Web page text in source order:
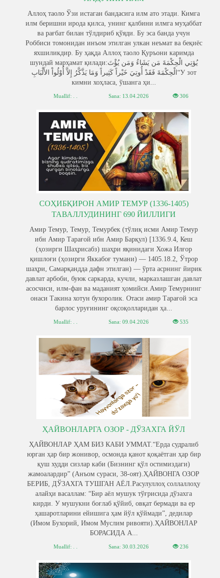
Аллоҳ таоло Ўзи истаган бандасига илм ато этади. Кимга
илм беришни ирода қилса, унинг қалбини илмга муҳаббат
ва рағбат билан тўлдириб қўяди. Бу эса банда учун
Роббиси томонидан инъом этилган улкан неъмат ва беқиёс
яхшиликдир. Бу ҳақда Аллоҳ таоло Қуръони каримда
шундай марҳамат қилади:يُؤتِي الْحِكْمَةَ مَن يَشَاءُ وَمَن يُؤْتَ
الْحِكْمَةَ فَقَدْ أُوتِيَ خَيْراً كَثِيراً وَمَا يَذَّكَّرُ إِلاَّ أُوْلُواْ الأَلْبَابِ“У зот
кимни хоҳласа, ўшанга ҳи...
Muallif: . . Sana: 13.04.2026 306
СОҲИБҚИРОН АМИР ТЕМУР (1336-1405)
ТАВАЛЛУДИНИНГ 690 ЙИЛЛИГИ
Амир Темур, Темур, Темурбек (тўлиқ исми Амир Темур
ибн Амир Тарағой ибн Амир Барқул) [1336.9.4, Кеш
(ҳозирги Шаҳрисабз) шаҳри яқинидаги Хожа Илғор
қишлоғи (ҳозирги Яккабоғ тумани) — 1405.18.2, Ўтрор
шаҳри, Самарқандда дафн этилган) — ўрта асрнинг йирик
давлат арбоби, буюк саркарда, кучли, марказлашган давлат
асосчиси, илм-фан ва маданият ҳомийси.Амир Темурнинг
онаси Такина хотун бухоролик. Отаси амир Тарағой эса
барлос уруғининг оқсоқолларидан ҳа...
Muallif: . . Sana: 09.04.2026 535
ҲАЙВОНЛАРГА ОЗОР - ДЎЗАХГА ЙЎЛ
ҲАЙВОНЛАР ҲАМ БИЗ КАБИ УММАТ.“Ерда судралиб
юрган ҳар бир жонивор, осмонда қанот қоқаётган ҳар бир
қуш худди сизлар каби (Бизнинг қўл остимиздаги)
жамоалардир” (Анъом сураси, 38-оят).ҲАЙВОНГА ОЗОР
БЕРИБ, ДЎЗАХГА ТУШГАН АЁЛ.Расулуллоҳ соллаллоҳу
алайҳи васаллам: “Бир аёл мушук тўғрисида дўзахга
кирди. У мушукни боғлаб қўйиб, овқат бермади ва ер
ҳашаротларини ейишига ҳам йўл қўймади”, дедилар
(Имом Бухорий, Имом Муслим ривояти).ҲАЙВОНЛАР
БОРАСИДА А...
Muallif: . . Sana: 30.03.2026 236